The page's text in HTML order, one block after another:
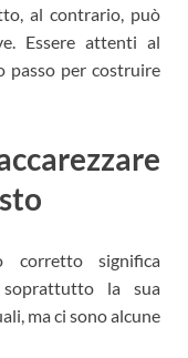
al contrario, può
Essere attenti al
passo per costruire
corretto significa
la sua
ma ci sono alcune